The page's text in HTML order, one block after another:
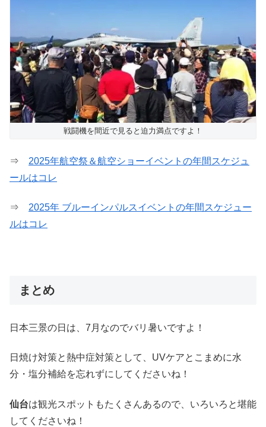
戦闘機を間近で見ると迫力満点ですよ！
⇒ 2025年航空祭＆航空ショーイベントの年間スケジュ
ールはコレ
⇒ 2025年 ブルーインパルスイベントの年間スケジュー
ルはコレ
まとめ
日本三景の日は、7月なのでバリ暑いですよ！
日焼け対策と熱中症対策として、UVケアとこまめに水
分・塩分補給を忘れずにしてくださいね！
仙台は観光スポットもたくさんあるので、いろいろと堪能
してくださいね！